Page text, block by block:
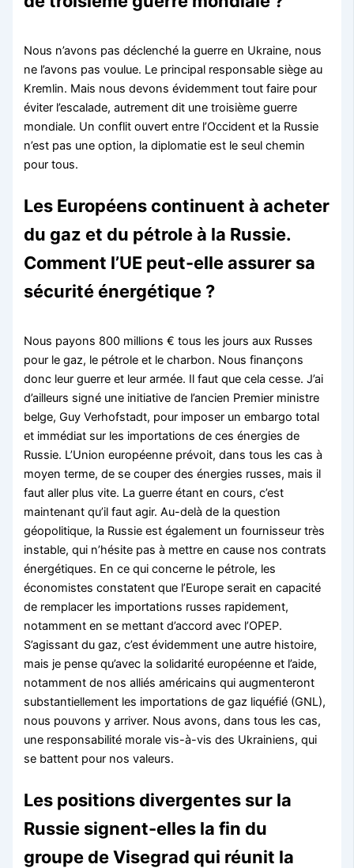
Nous n’avons pas déclenché la guerre en Ukraine, nous
ne l’avons pas voulue. Le principal responsable siège au
Kremlin. Mais nous devons évidemment tout faire pour
éviter l’escalade, autrement dit une troisième guerre
mondiale. Un conflit ouvert entre l’Occident et la Russie
n’est pas une option, la diplomatie est le seul chemin
pour tous.
Les Européens continuent à acheter
du gaz et du pétrole à la Russie.
Comment l’UE peut-elle assurer sa
sécurité énergétique ?
Nous payons 800 millions € tous les jours aux Russes
pour le gaz, le pétrole et le charbon. Nous finançons
donc leur guerre et leur armée. Il faut que cela cesse. J’ai
d’ailleurs signé une initiative de l’ancien Premier ministre
belge, Guy Verhofstadt, pour imposer un embargo total
et immédiat sur les importations de ces énergies de
Russie. L’Union européenne prévoit, dans tous les cas à
moyen terme, de se couper des énergies russes, mais il
faut aller plus vite. La guerre étant en cours, c’est
maintenant qu’il faut agir. Au-delà de la question
géopolitique, la Russie est également un fournisseur très
instable, qui n’hésite pas à mettre en cause nos contrats
énergétiques. En ce qui concerne le pétrole, les
économistes constatent que l’Europe serait en capacité
de remplacer les importations russes rapidement,
notamment en se mettant d’accord avec l’OPEP.
S’agissant du gaz, c’est évidemment une autre histoire,
mais je pense qu’avec la solidarité européenne et l’aide,
notamment de nos alliés américains qui augmenteront
substantiellement les importations de gaz liquéfié (GNL),
nous pouvons y arriver. Nous avons, dans tous les cas,
une responsabilité morale vis-à-vis des Ukrainiens, qui
se battent pour nos valeurs.
Les positions divergentes sur la
Russie signent-elles la fin du
groupe de Visegrad qui réunit la